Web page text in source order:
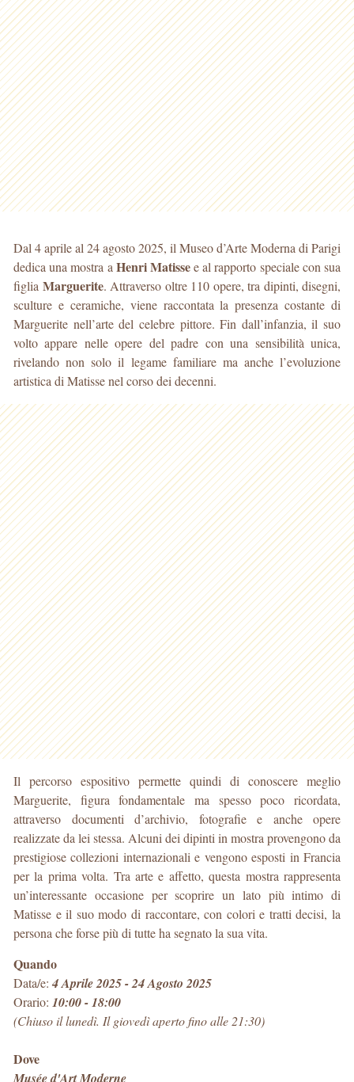
Dal 4 aprile al 24 agosto 2025, il Museo d’Arte Moderna di Parigi
dedica una mostra a Henri Matissee al rapporto speciale con sua
figlia Marguerite. Attraverso oltre 110 opere, tra dipinti, disegni,
sculture e ceramiche, viene raccontata la presenza costante di
Marguerite nell’arte del celebre pittore. Fin dall’infanzia, il suo
volto appare nelle opere del padre con una sensibilità unica,
rivelando non solo il legame familiare ma anche l’evoluzione
artistica di Matisse nel corso dei decenni.
Il percorso espositivo permette quindi di conoscere meglio
Marguerite, figura fondamentale ma spesso poco ricordata,
attraverso documenti d’archivio, fotografie e anche opere
realizzate da lei stessa. Alcuni dei dipinti in mostra provengono da
prestigiose collezioni internazionali e vengono esposti in Francia
per la prima volta. Tra arte e affetto, questa mostra rappresenta
un’interessante occasione per scoprire un lato più intimo di
Matisse e il suo modo di raccontare, con colori e tratti decisi, la
persona che forse più di tutte ha segnato la sua vita.
Quando
Data/e: 4 Aprile 2025 - 24 Agosto 2025
Orario: 10:00 - 18:00
(Chiuso il lunedì. Il giovedì aperto fino alle 21:30)
Dove
Musée d'Art Moderne